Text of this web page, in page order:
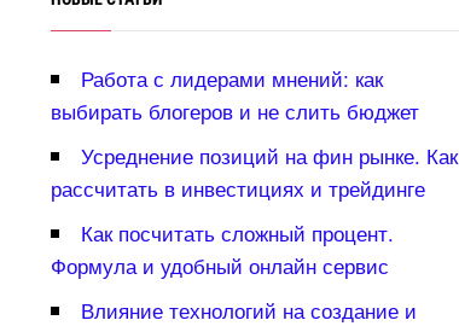
Работа с лидерами мнений: как
ыбирать блогеров и не слить бюджет
Усреднение позиций на фин рынке. Как
рассчитать в инвестициях и трейдинге
Как посчитать сложный процент.
Формула и удобный онлайн сервис
лияние технологий на создание и